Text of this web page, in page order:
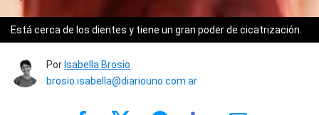
Está cerca de los dientes y tiene un gran poder de cicatrización.
Por Isabella Brosio
brosio.isabella@diariouno.com.ar